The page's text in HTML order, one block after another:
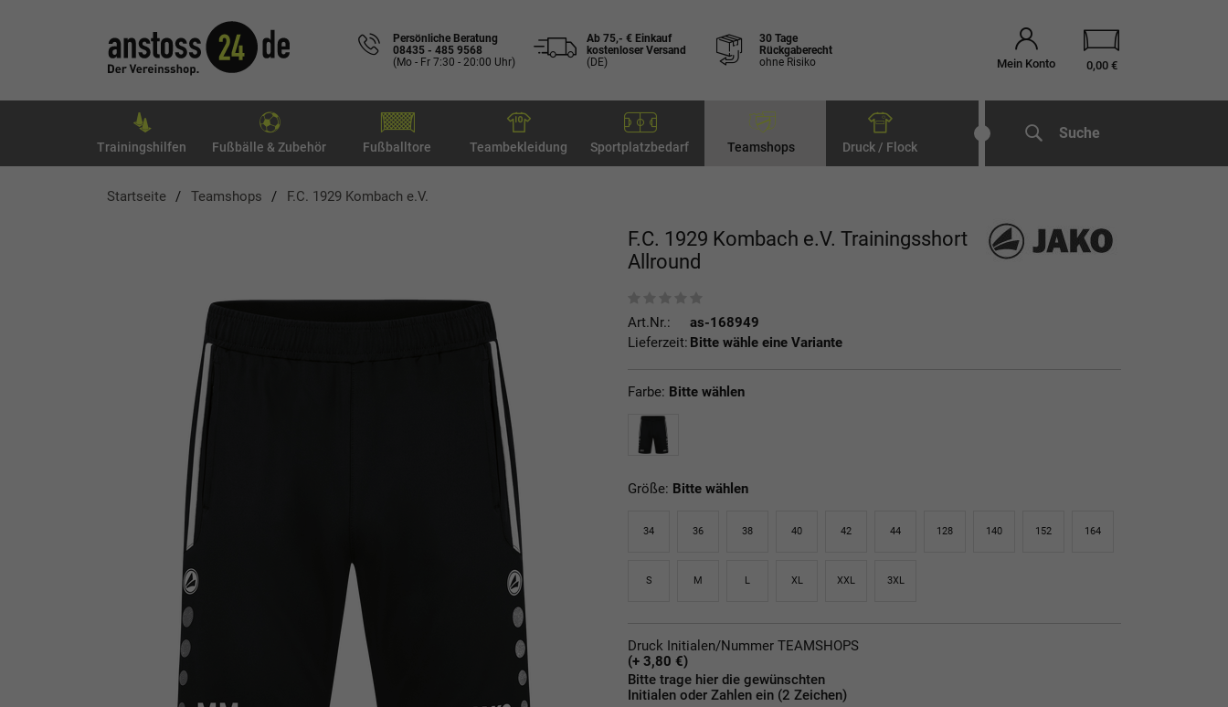
Persönliche Beratung
08435 - 485 9568
(Mo - Fr 7:30 - 20:00 Uhr)
Ab 75,- € Einkauf
kostenloser Versand
(DE)
30 Tage
Rückgaberecht
ohne Risiko
Mein Konto 0,00 €
Trainingshilfen Fußbälle & Zubehör Fußballtore Teambekleidung Sportplatzbedarf Teamshops Druck / Flock
Suche
Startseite Teamshops F.C. 1929 Kombach e.V.
F.C. 1929 Kombach e.V. Trainingsshort
Allround
Art.Nr.:
as-168949
Lieferzeit: Bitte wähle eine Variante
Farbe: Bitte wählen
Größe: Bitte wählen
34 36 38 40 42 44 128 140 152 164
S M L XL XXL 3XL
Druck Initialen/Nummer TEAMSHOPS
(+ 3,80 €)
Bitte trage hier die gewünschten
Initialen oder Zahlen ein (2 Zeichen)